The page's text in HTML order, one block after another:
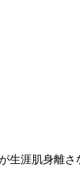
生涯肌身離さ